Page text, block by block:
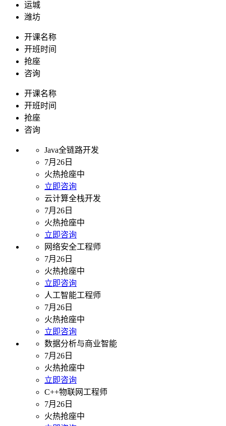
运城
潍坊
开课名称
开班时间
抢座
咨询
开课名称
开班时间
抢座
咨询
Java全链路开发
7月26日
火热抢座中
立即咨询
云计算全栈开发
7月26日
火热抢座中
立即咨询
网络安全工程师
7月26日
火热抢座中
立即咨询
人工智能工程师
7月26日
火热抢座中
立即咨询
数据分析与商业智能
7月26日
火热抢座中
立即咨询
C++物联网工程师
7月26日
火热抢座中